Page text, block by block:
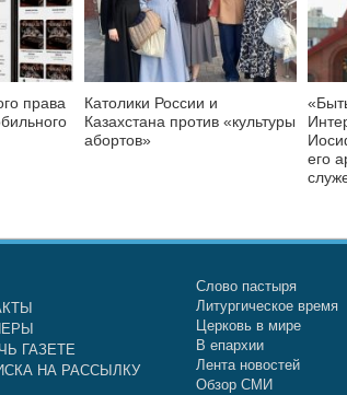
права
Католики России и
Казахстана против «культуры
абортов»
его
ГАЗЕТЕ
НА РАССЫЛКУ
Слово пастыря
Литургическое время
Церковь в мире
В епархии
Лента новостей
Обзор СМИ